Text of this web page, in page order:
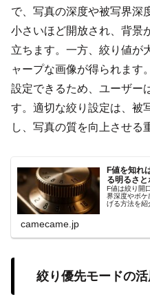
で、写真の深度や被写界深
小さいほど開放され、背景
立ちます。一方、絞り値が
ャープな画像が得られます
設定できるため、ユーザー
す。適切な絞り設定は、被
し、写真の質を向上させる
F値を知れ
る明るさ
F値は絞り開
界深度やボケ
げる方法を紹
camecame.jp
絞り優先モードの活